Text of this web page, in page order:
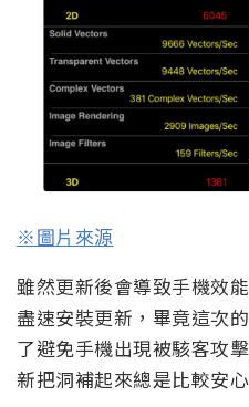
※圖片來源
雖然更新後會導致手機效
盡速安裝更新，畢竟這次
了避免手機出現被駭客攻
新把洞補起來總是比較安